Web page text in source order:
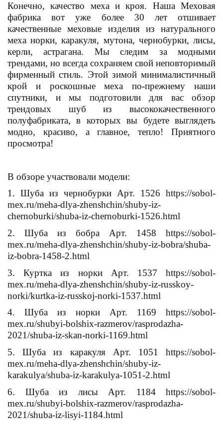
Конечно, качество меха и кроя. Наша Меховая
фабрика вот уже более 30 лет отшивает
качественные меховые изделия из натурального
меха норки, каракуля, мутона, чернобурки, лисы,
керли, астрагана. Мы следим за модными
трендами, но всегда сохраняем свой неповторимый
фирменный стиль. Этой зимой минималистичный
крой и роскошные меха по-прежнему наши
спутники, и мы подготовили для вас обзор
трендовых шуб из высококачественного
полуфабриката, в которых вы будете выглядеть
модно, красиво, а главное, тепло! Приятного
просмотра!
В обзоре участвовали модели:
1. Шуба из чернобурки Арт. 1526 https://sobol-
mex.ru/meha-dlya-zhenshchin/shuby-iz-
chernoburki/shuba-iz-chernoburki-1526.html
2. Шуба из бобра Арт. 1458 https://sobol-
mex.ru/meha-dlya-zhenshchin/shuby-iz-bobra/shuba-
iz-bobra-1458-2.html
3. Куртка из норки Арт. 1537 https://sobol-
mex.ru/meha-dlya-zhenshchin/shuby-iz-russkoy-
norki/kurtka-iz-russkoj-norki-1537.html
4. Шуба из норки Арт. 1169 https://sobol-
mex.ru/shubyi-bolshix-razmerov/rasprodazha-
2021/shuba-iz-skan-norki-1169.html
5. Шуба из каракуля Арт. 1051 https://sobol-
mex.ru/meha-dlya-zhenshchin/shuby-iz-
karakulya/shuba-iz-karakulya-1051-2.html
6. Шуба из лисы Арт. 1184 https://sobol-
mex.ru/shubyi-bolshix-razmerov/rasprodazha-
2021/shuba-iz-lisyi-1184.html